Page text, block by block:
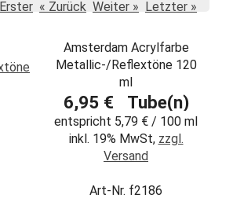
« Zurück Weiter » Letzter »
Amsterdam Acrylfarbe
Metallic-/Reflextöne 120
ml
6,95 € Tube(n)
entspricht 5,79 € / 100 ml
inkl. 19% MwSt, zzgl.
Versand
Art-Nr. f2186